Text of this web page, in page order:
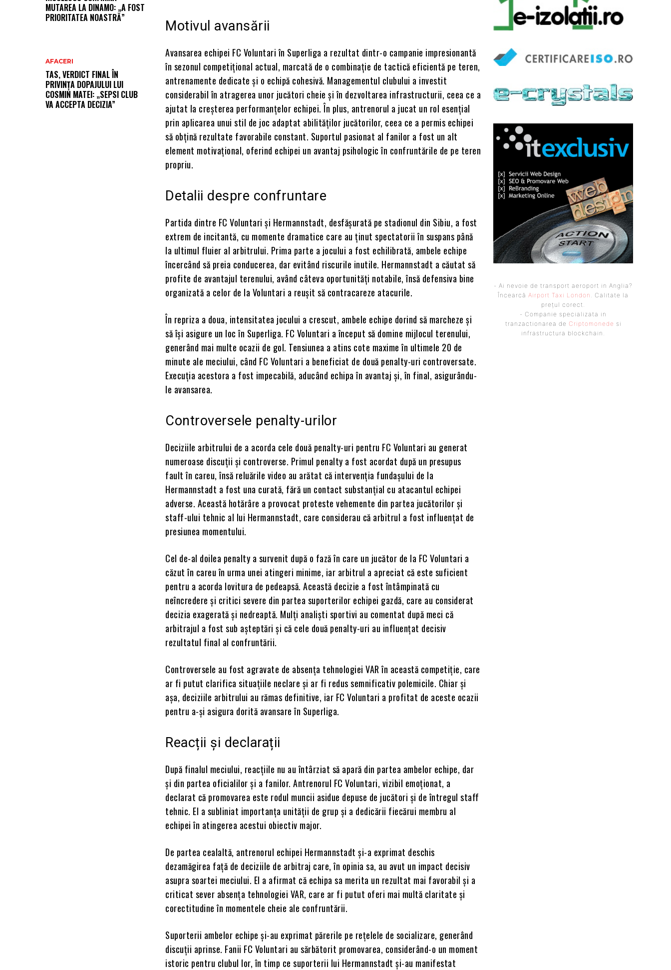
MUTAREA LA DINAMO: „A FOST
PRIORITATEA NOASTRĂ”
AFACERI
TAS, VERDICT FINAL ÎN
PRIVINȚA DOPAJULUI LUI
COSMIN MATEI: „SEPSI CLUB
VA ACCEPTA DECIZIA”
Motivul avansării
Avansarea echipei FC Voluntari în Superliga a rezultat dintr-o campanie impresionantă
în sezonul competițional actual, marcată de o combinație de tactică eficientă pe teren,
antrenamente dedicate și o echipă cohesivă. Managementul clubului a investit
considerabil în atragerea unor jucători cheie și în dezvoltarea infrastructurii, ceea ce a
ajutat la creșterea performanțelor echipei. În plus, antrenorul a jucat un rol esențial
prin aplicarea unui stil de joc adaptat abilităților jucătorilor, ceea ce a permis echipei
să obțină rezultate favorabile constant. Suportul pasionat al fanilor a fost un alt
element motivațional, oferind echipei un avantaj psihologic în confruntările de pe teren
propriu.
Detalii despre confruntare
Partida dintre FC Voluntari și Hermannstadt, desfășurată pe stadionul din Sibiu, a fost
extrem de incitantă, cu momente dramatice care au ținut spectatorii în suspans până
la ultimul fluier al arbitrului. Prima parte a jocului a fost echilibrată, ambele echipe
încercând să preia conducerea, dar evitând riscurile inutile. Hermannstadt a căutat să
profite de avantajul terenului, având câteva oportunități notabile, însă defensiva bine
organizată a celor de la Voluntari a reușit să contracareze atacurile.
În repriza a doua, intensitatea jocului a crescut, ambele echipe dorind să marcheze și
să își asigure un loc în Superliga. FC Voluntari a început să domine mijlocul terenului,
generând mai multe ocazii de gol. Tensiunea a atins cote maxime în ultimele 20 de
minute ale meciului, când FC Voluntari a beneficiat de două penalty-uri controversate.
Execuția acestora a fost impecabilă, aducând echipa în avantaj și, în final, asigurându-
le avansarea.
Controversele penalty-urilor
Deciziile arbitrului de a acorda cele două penalty-uri pentru FC Voluntari au generat
numeroase discuții și controverse. Primul penalty a fost acordat după un presupus
fault în careu, însă reluările video au arătat că intervenția fundașului de la
Hermannstadt a fost una curată, fără un contact substanțial cu atacantul echipei
adverse. Această hotărâre a provocat proteste vehemente din partea jucătorilor și
staff-ului tehnic al lui Hermannstadt, care considerau că arbitrul a fost influențat de
presiunea momentului.
Cel de-al doilea penalty a survenit după o fază în care un jucător de la FC Voluntari a
căzut în careu în urma unei atingeri minime, iar arbitrul a apreciat că este suficient
pentru a acorda lovitura de pedeapsă. Această decizie a fost întâmpinată cu
neîncredere și critici severe din partea suporterilor echipei gazdă, care au considerat
decizia exagerată și nedreaptă. Mulți analiști sportivi au comentat după meci că
arbitrajul a fost sub așteptări și că cele două penalty-uri au influențat decisiv
rezultatul final al confruntării.
Controversele au fost agravate de absența tehnologiei VAR în această competiție, care
ar fi putut clarifica situațiile neclare și ar fi redus semnificativ polemicile. Chiar și
așa, deciziile arbitrului au rămas definitive, iar FC Voluntari a profitat de aceste ocazii
pentru a-și asigura dorită avansare în Superliga.
Reacții și declarații
După finalul meciului, reacțiile nu au întârziat să apară din partea ambelor echipe, dar
și din partea oficialilor și a fanilor. Antrenorul FC Voluntari, vizibil emoționat, a
declarat că promovarea este rodul muncii asidue depuse de jucători și de întregul staff
tehnic. El a subliniat importanța unității de grup și a dedicării fiecărui membru al
echipei în atingerea acestui obiectiv major.
De partea cealaltă, antrenorul echipei Hermannstadt și-a exprimat deschis
dezamăgirea față de deciziile de arbitraj care, în opinia sa, au avut un impact decisiv
asupra soartei meciului. El a afirmat că echipa sa merita un rezultat mai favorabil și a
criticat sever absența tehnologiei VAR, care ar fi putut oferi mai multă claritate și
corectitudine în momentele cheie ale confruntării.
Suporterii ambelor echipe și-au exprimat părerile pe rețelele de socializare, generând
discuții aprinse. Fanii FC Voluntari au sărbătorit promovarea, considerând-o un moment
istoric pentru clubul lor, în timp ce suporterii lui Hermannstadt și-au manifestat
- Ai nevoie de transport aeroport in Anglia?
Încearcă Airport Taxi London . Calitate la
prețul corect.
- Companie specializata in
tranzactionarea de Criptomonede si
infrastructura blockchain.